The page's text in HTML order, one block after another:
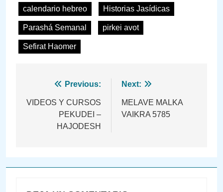
calendario hebreo Historias Jasídicas
Parashá Semanal pirkei avot
Sefirat Haomer
Navegación
de
entradas
Previous:
VIDEOS Y CURSOS
PEKUDEI –
HAJODESH
Next:
MELAVE MALKA
VAIKRA 5785